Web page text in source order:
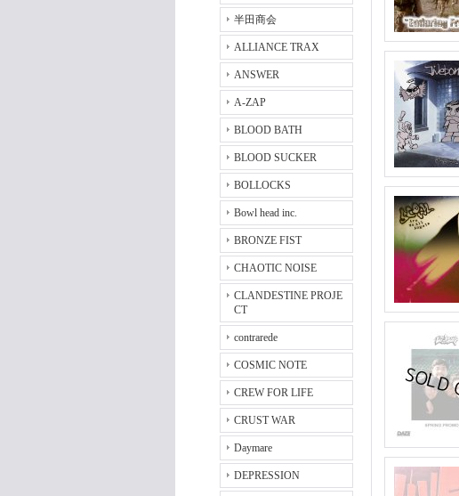
半田商会
ALLIANCE TRAX
ANSWER
A-ZAP
BLOOD BATH
BLOOD SUCKER
BOLLOCKS
Bowl head inc.
BRONZE FIST
CHAOTIC NOISE
CLANDESTINE PROJE
CT
contrarede
COSMIC NOTE
CREW FOR LIFE
CRUST WAR
Daymare
DEPRESSION